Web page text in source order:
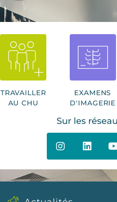
TRAVAILLER
AU CHU
EXAMENS
D'IMAGERIE
Sur les